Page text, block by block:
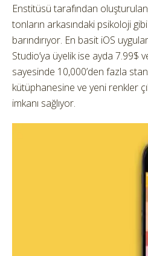
Enstitüsü tarafından
tonların arkasındaki psikoloji
barındırıyor. En basit iOS
Studio’ya üyelik ise ayda 7.99$
sayesinde 10,000’den fazla
kütüphanesine ve yeni renkler
imkanı sağlıyor.